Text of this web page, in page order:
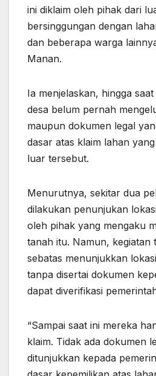
ini diklaim oleh pihak dari
bersinggungan dengan
dan beberapa warga
Manan.
Ia menjelaskan, hingga
desa belum pernah
maupun dokumen legal
dasar atas klaim lahan
luar tersebut.
Menurutnya, sekitar dua
dilakukan penunjukan
oleh pihak yang mengaku
tanah itu. Namun, kegiatan
sebatas menunjukkan
tanpa disertai dokumen
dapat diverifikasi
“Sampai saat ini mereka
klaim. Tidak ada dokumen
ditunjukkan kepada